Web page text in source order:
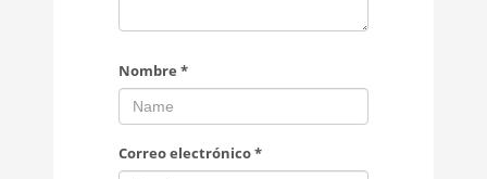
Nombre *
Correo electrónico*